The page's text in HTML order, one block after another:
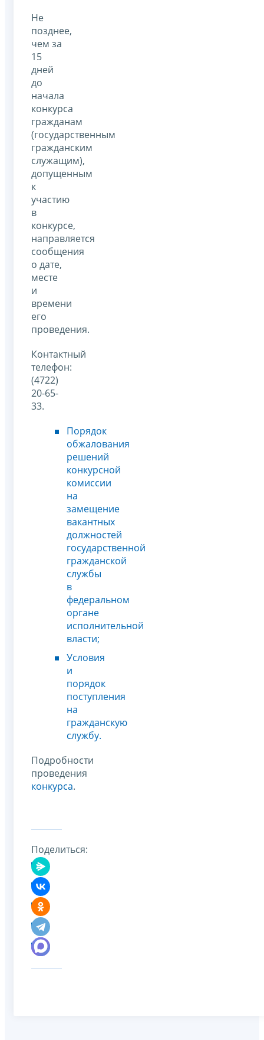
Не
позднее,
чем за
15
дней
до
начала
конкурса
гражданам
(государственным
гражданским
служащим),
допущенным
к
участию
в
конкурсе,
направляется
сообщения
о дате,
месте
и
времени
его
проведения.
Контактный
телефон:
(4722)
20-65-
33.
Порядок
обжалования
решений
конкурсной
комиссии
на
замещение
вакантных
должностей
государственной
гражданской
службы
в
федеральном
органе
исполнительной
власти;
Условия
и
порядок
поступления
на
гражданскую
службу.
Подробности
проведения
конкурса.
Поделиться: